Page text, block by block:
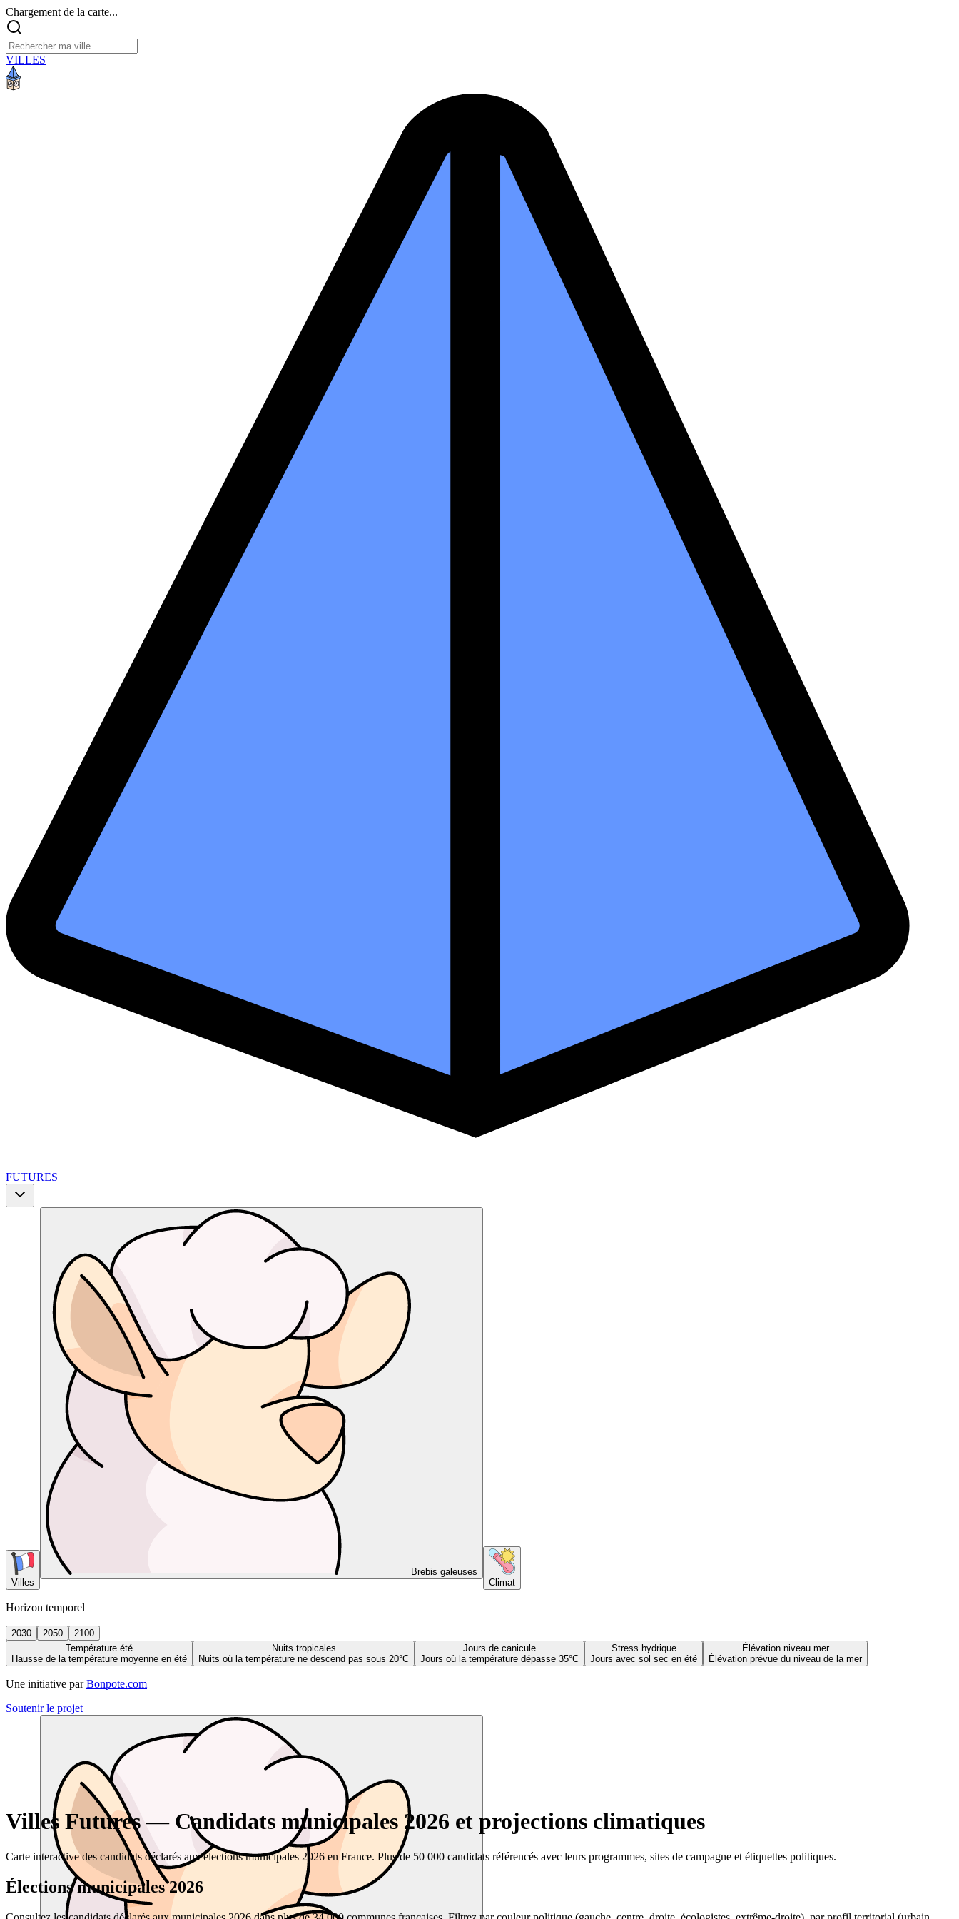
Chargement de la carte...
VILLES
FUTURES
Villes
Brebis galeuses
Climat
Horizon temporel
2030 2050
2100
Température été
Hausse de la température moyenne en été
Nuits tropicales
Nuits où la température ne descend pas sous 20°C
Jours de canicule
Jours où la température dépasse 35°C
Stress hydrique
Jours avec sol sec en été
Élévation niveau mer
Élévation prévue du niveau de la mer
Une initiative par Bonpote.com
Soutenir le projet
Villes Futures — Candidats municipales 2026 et projections climatiques
Carte interactive des candidats déclarés aux élections municipales 2026 en France. Plus de 50 000 candidats référencés avec leurs programmes, sites de campagne et étiquettes politiques.
Élections municipales 2026